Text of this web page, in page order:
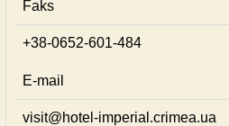
Faks
+38-0652-601-484
E-mail
visit@hotel-imperial.crimea.ua